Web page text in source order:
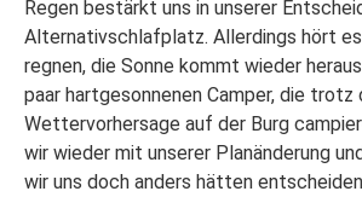
Regen bestärkt uns in unserer
Alternativschlafplatz. Allerdings hört
regnen, die Sonne kommt wieder
paar hartgesonnenen Camper, die
Wettervorhersage auf der Burg
wir wieder mit unserer Planänderung
wir uns doch anders hätten